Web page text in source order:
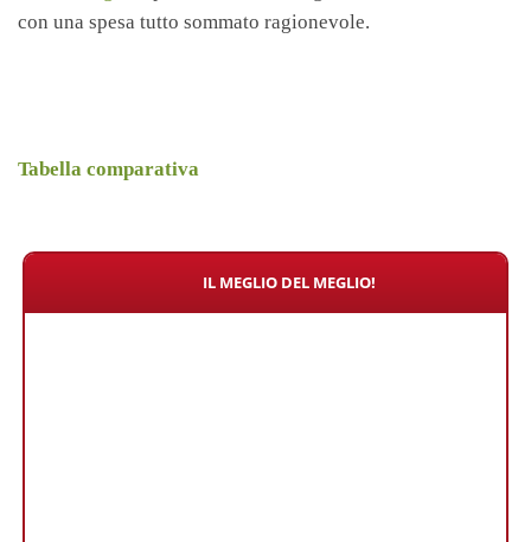
con una spesa tutto sommato ragionevole.
Tabella comparativa
IL MEGLIO DEL MEGLIO!